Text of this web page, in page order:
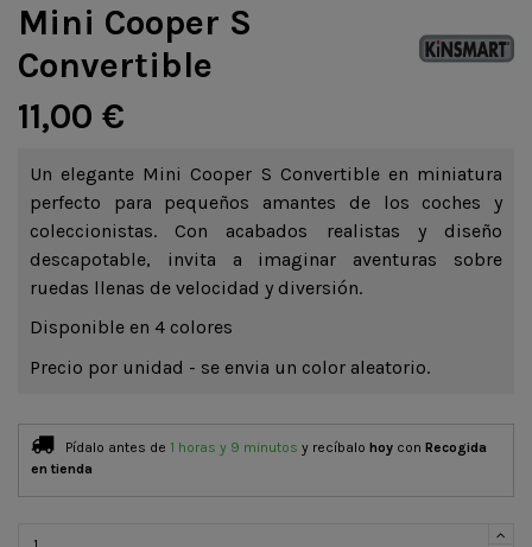
Mini Cooper S
Convertible
11,00 €
Un elegante Mini Cooper S Convertible en miniatura
perfecto para pequeños amantes de los coches y
coleccionistas. Con acabados realistas y diseño
descapotable, invita a imaginar aventuras sobre
ruedas llenas de velocidad y diversión.
Disponible en 4 colores
Precio por unidad - se envia un color aleatorio.
Pídalo antes de 1 horas y 9 minutos y recíbalo hoy con Recogida
en tienda